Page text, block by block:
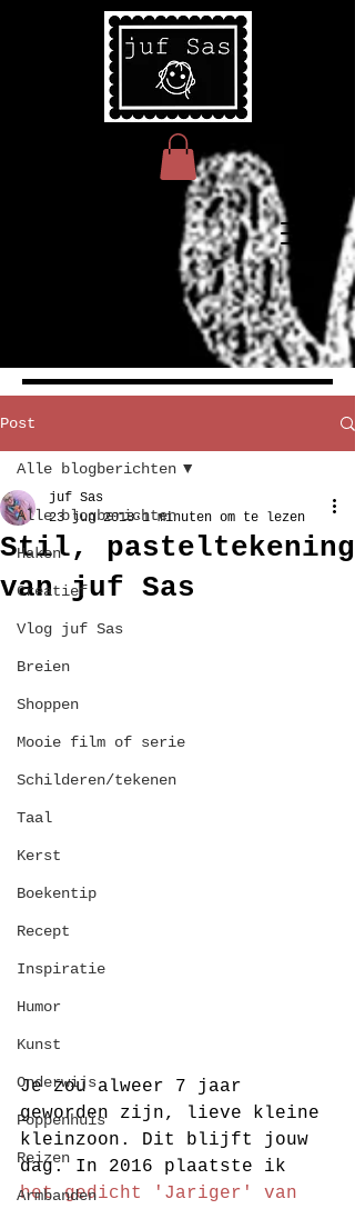
Post
Alle blogberichten
Haken
Creatief
Vlog juf Sas
Breien
Shoppen
Mooie film of serie
Schilderen/tekenen
Taal
Kerst
Boekentip
Recept
Inspiratie
Humor
Kunst
Onderwijs
Poppenhuis
Reizen
Armbanden
Alle blogberichten
Stil, pasteltekening
van juf Sas
juf Sas
23 jun 2018 1 minuten om te lezen
Je zou alweer 7 jaar
geworden zijn, lieve kleine
kleinzoon. Dit blijft jouw
dag. In 2016 plaatste ik
het gedicht 'Jariger' van